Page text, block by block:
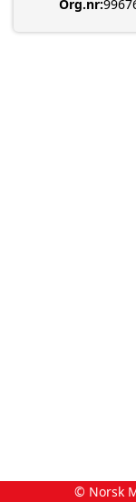
Org.nr:
© Norsk